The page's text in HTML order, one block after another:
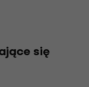
się